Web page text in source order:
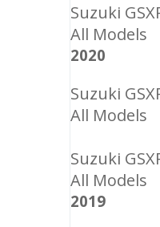
Suzuki
All Models
2020
Suzuki
All Models
Suzuki
All Models
2019